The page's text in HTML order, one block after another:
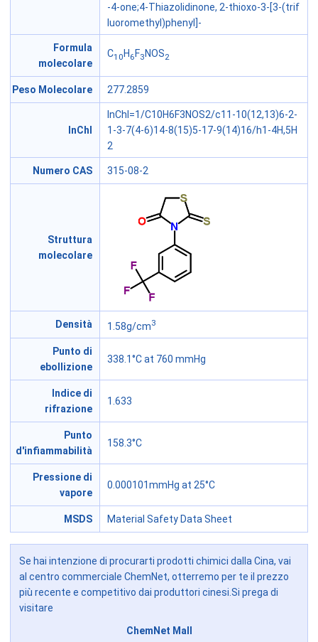
-4-one;4-Thiazolidinone, 2-thioxo-3-[3-(trif
luoromethyl)phenyl]-
Formula
molecolare
C10 H 6 F3 NOS2
Peso Molecolare 277.2859
InChI
InChI=1/C10H6F3NOS2/c11-10(12,13)6-2-
1-3-7(4-6)14-8(15)5-17-9(14)16/h1-4H,5H
2
Numero CAS 315-08-2
Struttura
molecolare
Densità 1.58g/cm3
Punto di
ebollizione
338.1°C at 760 mmHg
Indice di
rifrazione
1.633
Punto
d'infiammabilità
158.3°C
Pressione di
vapore
0.000101mmHg at 25°C
MSDS Material Safety Data Sheet
Se hai intenzione di procurarti prodotti chimici dalla Cina, vai
al centro commerciale ChemNet, otterremo per te il prezzo
più recente e competitivo dai produttori cinesi.Si prega di
visitare
ChemNet Mall